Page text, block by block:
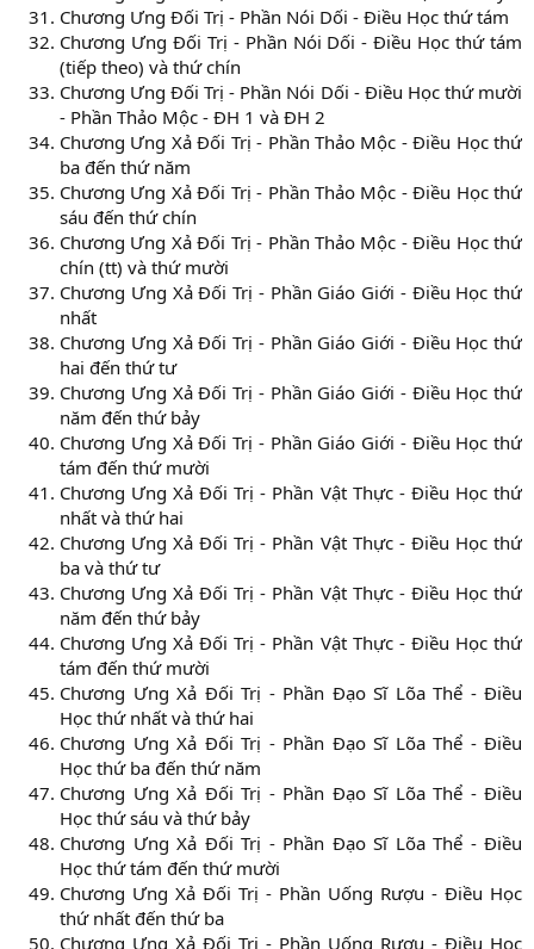
Chương Ưng Đối Trị - Phần Nói Dối - Điều Học thứ tám
Chương Ưng Đối Trị - Phần Nói Dối - Điều Học thứ tám
(tiếp theo) và thứ chín
Chương Ưng Đối Trị - Phần Nói Dối - Điều Học thứ mười
- Phần Thảo Mộc - ĐH 1 và ĐH 2
Chương Ưng Xả Đối Trị - Phần Thảo Mộc - Điều Học thứ
ba đến thứ năm
Chương Ưng Xả Đối Trị - Phần Thảo Mộc - Điều Học thứ
sáu đến thứ chín
Chương Ưng Xả Đối Trị - Phần Thảo Mộc - Điều Học thứ
chín (tt) và thứ mười
Chương Ưng Xả Đối Trị - Phần Giáo Giới - Điều Học thứ
nhất
Chương Ưng Xả Đối Trị - Phần Giáo Giới - Điều Học thứ
hai đến thứ tư
Chương Ưng Xả Đối Trị - Phần Giáo Giới - Điều Học thứ
năm đến thứ bảy
Chương Ưng Xả Đối Trị - Phần Giáo Giới - Điều Học thứ
tám đến thứ mười
Chương Ưng Xả Đối Trị - Phần Vật Thực - Điều Học thứ
nhất và thứ hai
Chương Ưng Xả Đối Trị - Phần Vật Thực - Điều Học thứ
ba và thứ tư
Chương Ưng Xả Đối Trị - Phần Vật Thực - Điều Học thứ
năm đến thứ bảy
Chương Ưng Xả Đối Trị - Phần Vật Thực - Điều Học thứ
tám đến thứ mười
Chương Ưng Xả Đối Trị - Phần Đạo Sĩ Lõa Thể - Điều
Học thứ nhất và thứ hai
Chương Ưng Xả Đối Trị - Phần Đạo Sĩ Lõa Thể - Điều
Học thứ ba đến thứ năm
Chương Ưng Xả Đối Trị - Phần Đạo Sĩ Lõa Thể - Điều
Học thứ sáu và thứ bảy
Chương Ưng Xả Đối Trị - Phần Đạo Sĩ Lõa Thể - Điều
Học thứ tám đến thứ mười
Chương Ưng Xả Đối Trị - Phần Uống Rượu - Điều Học
thứ nhất đến thứ ba
Chương Ưng Xả Đối Trị - Phần Uống Rượu - Điều Học